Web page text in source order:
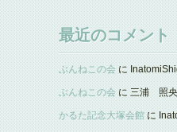
最近のコメント
ぶんねこの会 に
ぶんねこの会 に 三浦 照央
かるた記念大塚会館 に